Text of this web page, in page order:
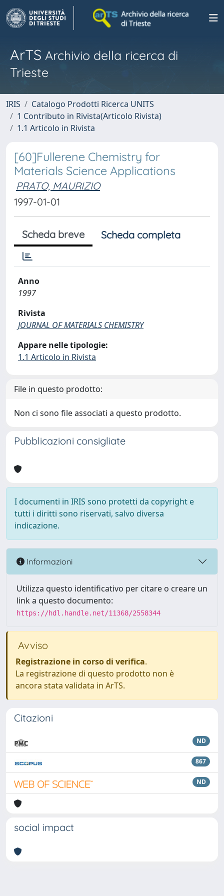
ArTS Archivio della ricerca di
Trieste
IRIS
Catalogo Prodotti Ricerca UNITS
1 Contributo in Rivista(Articolo Rivista)
1.1 Articolo in Rivista
[60]Fullerene Chemistry for
Materials Science Applications
PRATO, MAURIZIO
1997-01-01
Scheda breve Scheda completa
Anno
1997
Rivista
JOURNAL OF MATERIALS CHEMISTRY
Appare nelle tipologie:
1.1 Articolo in Rivista
File in questo prodotto:
Non ci sono file associati a questo prodotto.
Pubblicazioni consigliate
I documenti in IRIS sono protetti da copyright e
tutti i diritti sono riservati, salvo diversa
indicazione.
Informazioni
Utilizza questo identificativo per citare o creare un
link a questo documento:
https://hdl.handle.net/11368/2558344
Avviso
Registrazione in corso di verifica.
La registrazione di questo prodotto non è
ancora stata validata in ArTS.
Citazioni
ND
867
ND
social impact